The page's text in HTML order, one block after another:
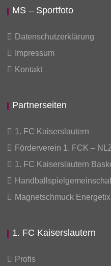
MS – Sportfoto
Datenschutzerklärung
Impressum
Kontakt
Partnerseiten
1. FC Kaiserslautern
Förderverein 1. FCK –
1. FC Kaiserslautern
Magnetschmuck Energetix
1. FC Kaiserslautern
Profis